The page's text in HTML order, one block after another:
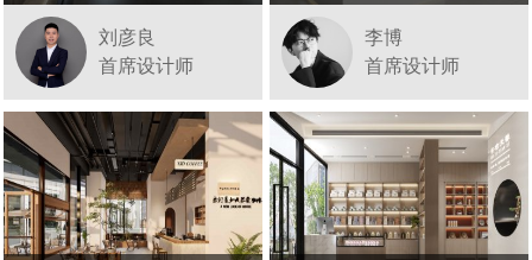
刘彦良
首席设计师
李博
首席设计师